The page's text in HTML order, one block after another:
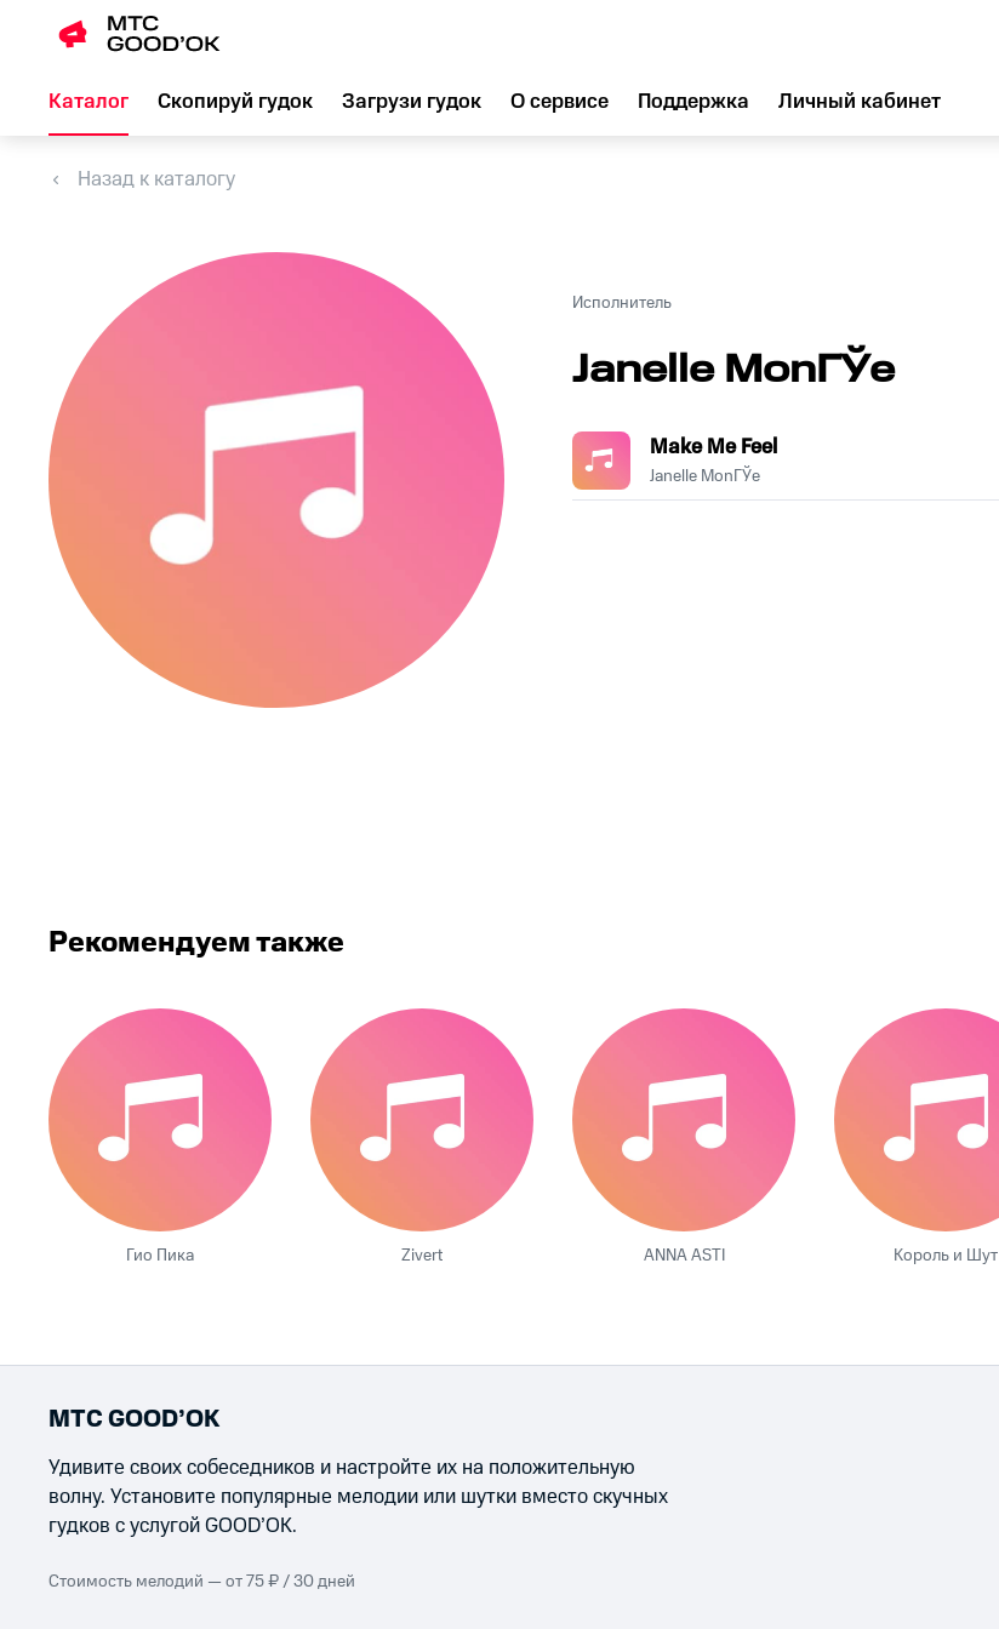
Каталог Скопируй гудок Загрузи гудок О сервисе Поддержка Личный кабинет
Назад к каталогу
Исполнитель
Janelle MonГЎe
Make Me Feel
Janelle MonГЎe
Рекомендуем также
Гио Пика Zivert ANNA ASTI Король и Шут
МТС GOOD’OK
Удивите своих собеседников и настройте их на положительную
волну. Установите популярные мелодии или шутки вместо скучных
гудков с услугой GOOD’OK.
Стоимость мелодий — от 75 ₽ / 30 дней